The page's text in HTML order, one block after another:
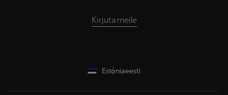
Kirjuta meile
Estoniaeesti